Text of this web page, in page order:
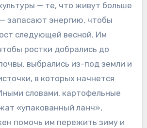
— те, что живут больше
запасают энергию, чтобы
следующей весной. Им
ростки добрались до
выбрались из-под земли и
в которых начнется
словами, картофельные
«упакованный ланч»,
помочь им пережить зиму и